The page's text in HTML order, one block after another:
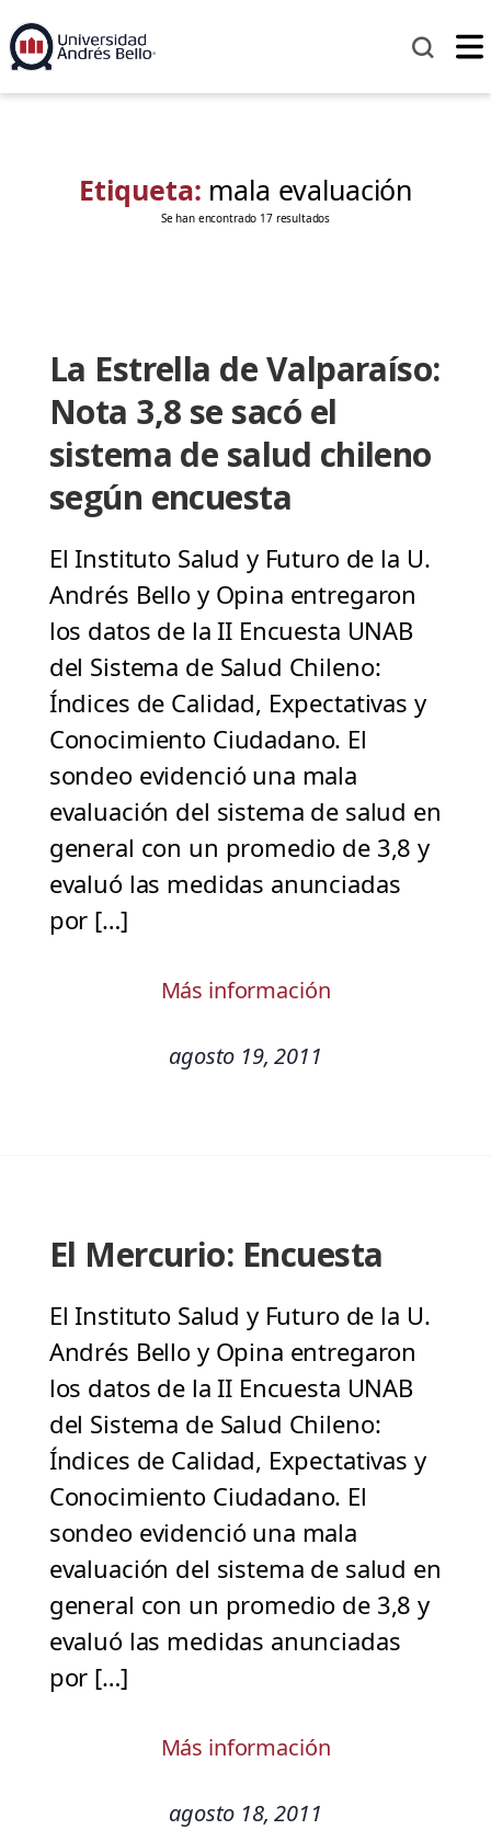
Etiqueta: mala evaluación
Se han encontrado 17 resultados
La Estrella de Valparaíso:
Nota 3,8 se sacó el
sistema de salud chileno
según encuesta
El Instituto Salud y Futuro de la U.
Andrés Bello y Opina entregaron
los datos de la II Encuesta UNAB
del Sistema de Salud Chileno:
Índices de Calidad, Expectativas y
Conocimiento Ciudadano. El
sondeo evidenció una mala
evaluación del sistema de salud en
general con un promedio de 3,8 y
evaluó las medidas anunciadas
por […]
Más información
agosto 19, 2011
El Mercurio: Encuesta
El Instituto Salud y Futuro de la U.
Andrés Bello y Opina entregaron
los datos de la II Encuesta UNAB
del Sistema de Salud Chileno:
Índices de Calidad, Expectativas y
Conocimiento Ciudadano. El
sondeo evidenció una mala
evaluación del sistema de salud en
general con un promedio de 3,8 y
evaluó las medidas anunciadas
por […]
Más información
agosto 18, 2011